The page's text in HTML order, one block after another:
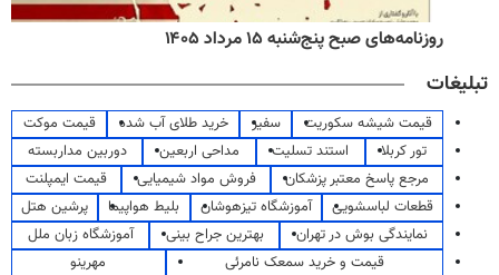
روزنامه‌های صبح پنج‌شنبه ۱۵ مرداد ۱۴۰۵
تبلیغات
قیمت شیشه سکوریت سفیر خرید طلای آب شده
قیمت موکت
تور کربلا
استند تسلیت مداحی اربعین
دوربین مداربسته
مرجع پاسخ معتبر پزشکان
فروش مواد شیمیایی
قیمت ایمپلنت
قطعات لباسشویی
آموزشگاه تیزهوشان بلیط هواپیما
پرشین هتل
نمایندگی بوش در تهران
بهترین جراح بینی
آموزشگاه زبان ملل
قیمت و خرید سمعک نامرئی
مهرینو